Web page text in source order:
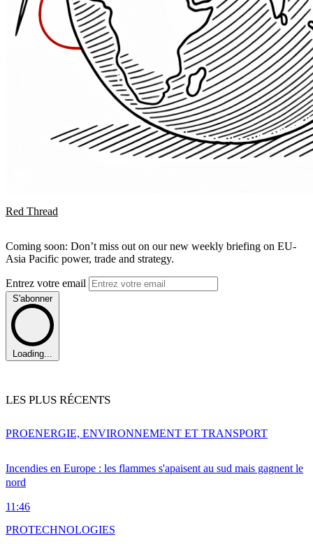
Red Thread
Coming soon: Don’t miss out on our new weekly briefing on EU-
Asia Pacific power, trade and strategy.
Entrez votre email
S'abonner
Loading...
LES PLUS RÉCENTS
Incendies en Europe : les flammes s'apaisent au sud mais gagnent le
nord
11:46
PROENERGIE, ENVIRONNEMENT ET TRANSPORT
PROTECHNOLOGIES